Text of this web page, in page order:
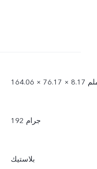
76.17 × 8.17 ملم
192 جرام
بلاستيك